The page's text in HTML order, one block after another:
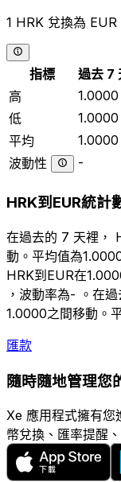
1 HRK 兌換為 EUR
指標 過去 7
高
1.0000
低
1.0000
平均
1.0000
波動性
-
HRK到EUR統計
在過去的 7 天裡，
動。平均值為
HRK到EUR在
，波動率為- 。在
1.0000之間移動。
匯款
隨時隨地管理您
Xe 應用程式擁有您
幣兌換、匯率提醒